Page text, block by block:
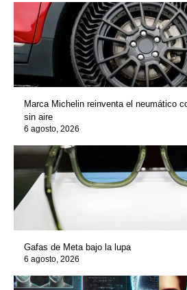
Marca Michelin reinventa el neumático
sin aire
6 agosto, 2026
Gafas de Meta bajo la lupa
6 agosto, 2026